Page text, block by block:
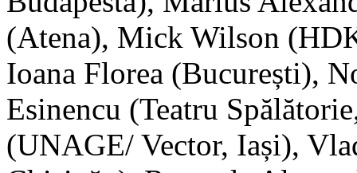
(Atena), Mick Wilson
Ioana Florea (București),
Esinencu (Teatru
(UNAGE/ Vector, Iași),